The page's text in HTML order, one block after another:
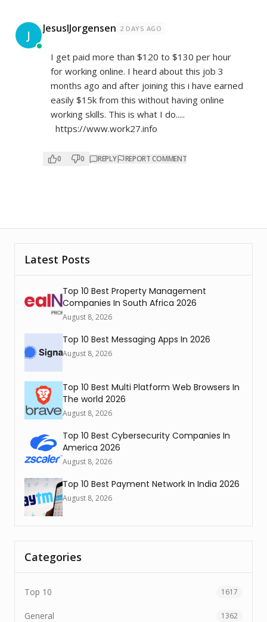
J JesusIJorgensen 2 DAYS AGO
I get paid more than $120 to $130 per hour
for working online. I heard about this job 3
months ago and after joining this i have earned
easily $15k from this without having online
working skills. This is what I do.....
https://www.work27.info
0 0 REPLY REPORT COMMENT
Latest Posts
Top 10 Best Property Management
Companies In South Africa 2026
August 8, 2026
Top 10 Best Messaging Apps In 2026
August 8, 2026
Top 10 Best Multi Platform Web Browsers In
The world 2026
August 8, 2026
Top 10 Best Cybersecurity Companies In
America 2026
August 8, 2026
Top 10 Best Payment Network In India 2026
August 8, 2026
Categories
Top 10 1617
General 1362